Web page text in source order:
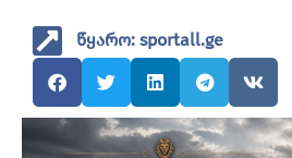
წყარო: sportall.ge